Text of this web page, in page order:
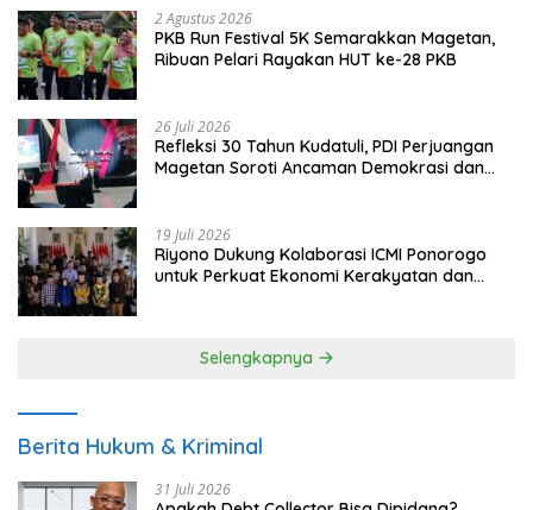
2 Agustus 2026
PKB Run Festival 5K Semarakkan Magetan,
Ribuan Pelari Rayakan HUT ke-28 PKB
26 Juli 2026
Refleksi 30 Tahun Kudatuli, PDI Perjuangan
Magetan Soroti Ancaman Demokrasi dan
19 Juli 2026
Riyono Dukung Kolaborasi ICMI Ponorogo
untuk Perkuat Ekonomi Kerakyatan dan
Selengkapnya
Berita Hukum & Kriminal
31 Juli 2026